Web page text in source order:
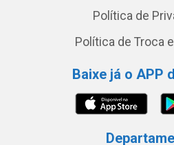
Política de
Política de Troca
Baixe já o APP